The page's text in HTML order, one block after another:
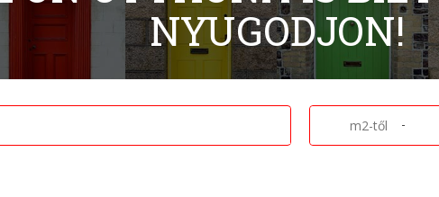
NYUGODJON!
-